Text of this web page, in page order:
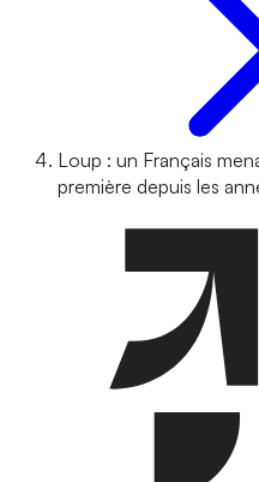
Loup : un Français
première depuis les